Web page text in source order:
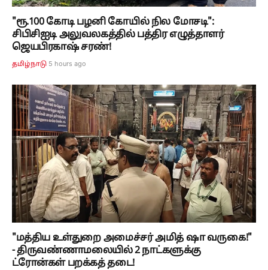
"ரூ.100 கோடி பழனி கோயில் நில மோசடி":
சிபிசிஐடி அலுவலகத்தில் பத்திர எழுத்தாளர்
ஜெயபிரகாஷ் சரண்!
தமிழ்நாடு 5 hours ago
"மத்திய உள்துறை அமைச்சர் அமித் ஷா வருகை!"
- திருவண்ணாமலையில் 2 நாட்களுக்கு
ட்ரோன்கள் பறக்கத் தடை!